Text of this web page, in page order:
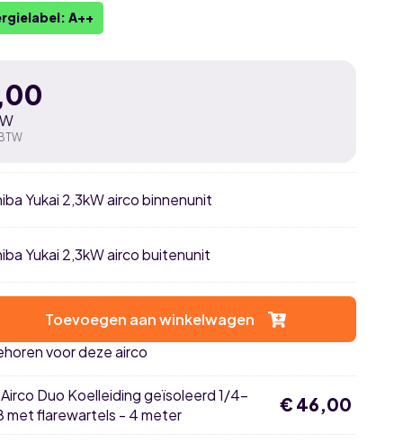
A++
Yukai 2,3kW airco binnenunit
Yukai 2,3kW airco buitenunit
Toevoegen aan winkelwagen
voor deze airco
Airco Duo Koelleiding geïsoleerd 1/4-
met flarewartels - 4 meter
€ 46,00